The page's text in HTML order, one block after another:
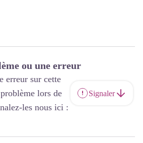
ou une erreur
erreur sur cette
lors de
les nous ici :
Signaler